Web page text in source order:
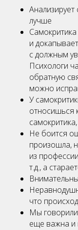
лучше
и
с должным
Психологи
обратную
можно
У
относишься
Не боится
произошла,
из
т.д., а
что
Мы говорили
еще важна и